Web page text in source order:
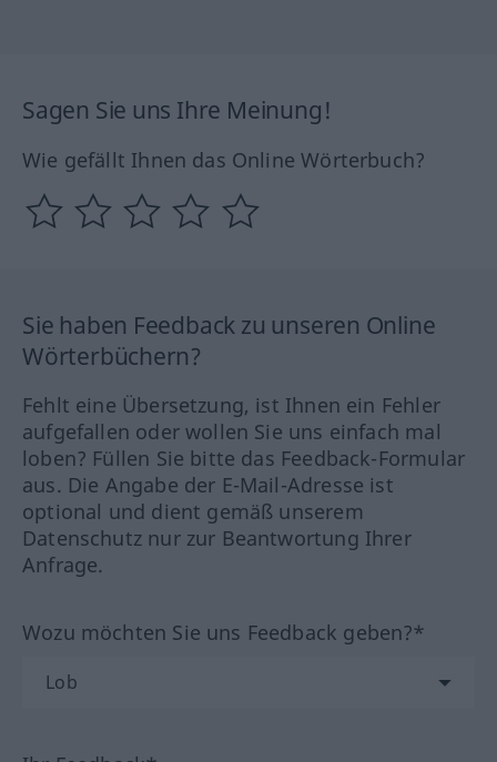
Sagen Sie uns Ihre Meinung!
Wie gefällt Ihnen das Online Wörterbuch?
Sie haben Feedback zu unseren Online
Wörterbüchern?
Fehlt eine Übersetzung, ist Ihnen ein Fehler
aufgefallen oder wollen Sie uns einfach mal
loben? Füllen Sie bitte das Feedback-Formular
aus. Die Angabe der E-Mail-Adresse ist
optional und dient gemäß unserem
Datenschutz nur zur Beantwortung Ihrer
Anfrage.
Wozu möchten Sie uns Feedback geben?*